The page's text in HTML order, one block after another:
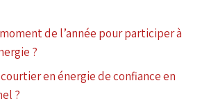
de l’année pour participer à
?
en énergie de confiance en
?